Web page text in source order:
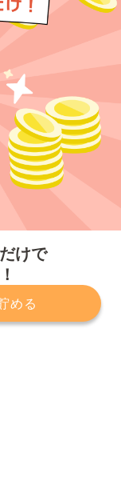
けで
める
営会社